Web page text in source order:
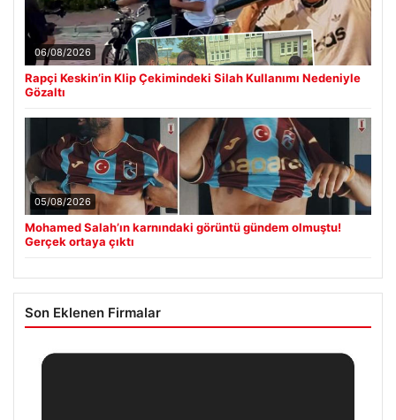
06/08/2026
Rapçi Keskin’in Klip Çekimindeki Silah Kullanımı Nedeniyle
Gözaltı
05/08/2026
Mohamed Salah’ın karnındaki görüntü gündem olmuştu!
Gerçek ortaya çıktı
Son Eklenen Firmalar